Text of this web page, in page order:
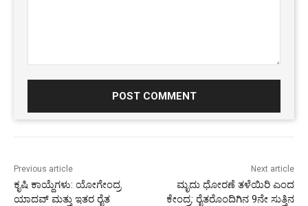
Previous article
ಕೃಷಿ ಕಾಯ್ದೆಗಳು: ಯೋಗೇಂದ್ರ
ಯಾದವ್ ಮತ್ತು ಇತರ ರೈತ
Next article
ಮೃದು ಧೋರಣೆ ತಳೆಯಿರಿ ಎಂದ
ಕೇಂದ್ರ: ರೈತರೊಂದಿಗಿನ 9ನೇ ಸುತ್ತಿನ